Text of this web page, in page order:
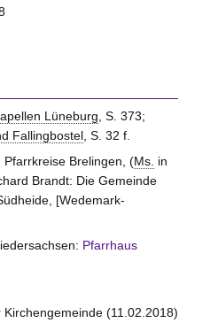
Lüneburg , S. 373;
Fallingbostel, S. 32 f.
Pfarrkreise Brelingen, (Ms. in
Brandt: Die Gemeinde
[Wedemark-
Pfarrhaus
Kirchengemeinde (11.02.2018)